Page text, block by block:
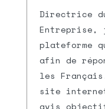
Directrice
plateforme
afin de
les
site
avis